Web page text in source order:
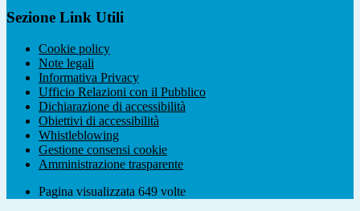
Sezione Link Utili
Cookie policy
Note legali
Informativa Privacy
Ufficio Relazioni con il Pubblico
Dichiarazione di accessibilità
Obiettivi di accessibilità
Whistleblowing
Gestione consensi cookie
Amministrazione trasparente
Pagina visualizzata 649 volte